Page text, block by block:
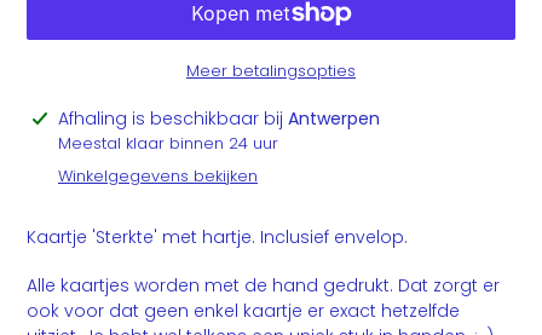
Meer betalingsopties
Product
toegevoegen
aan
Afhaling is beschikbaar bij Antwerpen
Meestal klaar binnen 24 uur
Winkelgegevens bekijken
Kaartje 'Sterkte' met hartje. Inclusief envelop.
Alle kaartjes worden met de hand gedrukt. Dat zorgt er
ook voor dat geen enkel kaartje er exact hetzelfde